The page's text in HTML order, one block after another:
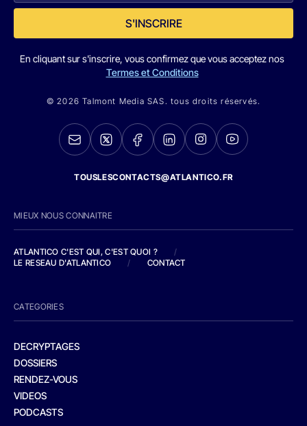
S'INSCRIRE
En cliquant sur s'inscrire, vous confirmez que vous acceptez nos
Termes et Conditions
© 2026 Talmont Media SAS. tous droits réservés.
TOUSLESCONTACTS@ATLANTICO.FR
MIEUX NOUS CONNAITRE
ATLANTICO C'EST QUI, C'EST QUOI ?
/
LE RESEAU D'ATLANTICO
/ CONTACT
CATEGORIES
DECRYPTAGES
DOSSIERS
RENDEZ-VOUS
VIDEOS
PODCASTS